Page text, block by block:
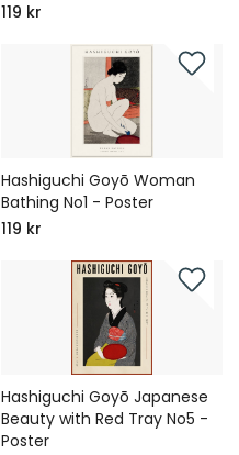
119 kr
Hashiguchi Goyō Woman
Bathing No1 - Poster
119 kr
Hashiguchi Goyō Japanese
Beauty with Red Tray No5 -
Poster